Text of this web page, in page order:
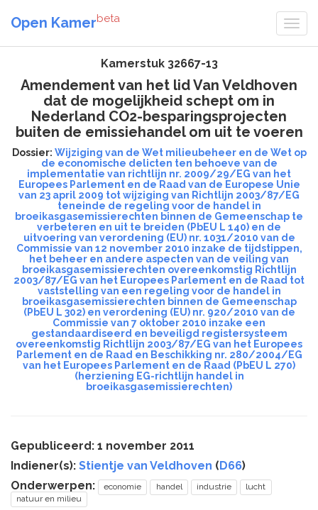
Open Kamerbeta
Kamerstuk 32667-13
Amendement van het lid Van Veldhoven
dat de mogelijkheid schept om in
Nederland CO2-besparingsprojecten
buiten de emissiehandel om uit te voeren
Dossier: Wijziging van de Wet milieubeheer en de Wet op
de economische delicten ten behoeve van de
implementatie van richtlijn nr. 2009/29/EG van het
Europees Parlement en de Raad van de Europese Unie
van 23 april 2009 tot wijziging van Richtlijn 2003/87/EG
teneinde de regeling voor de handel in
broeikasgasemissierechten binnen de Gemeenschap te
verbeteren en uit te breiden (PbEU L 140) en de
uitvoering van verordening (EU) nr. 1031/2010 van de
Commissie van 12 november 2010 inzake de tijdstippen,
het beheer en andere aspecten van de veiling van
broeikasgasemissierechten overeenkomstig Richtlijn
2003/87/EG van het Europees Parlement en de Raad tot
vaststelling van een regeling voor de handel in
broeikasgasemissierechten binnen de Gemeenschap
(PbEU L 302) en verordening (EU) nr. 920/2010 van de
Commissie van 7 oktober 2010 inzake een
gestandaardiseerd en beveiligd registersysteem
overeenkomstig Richtlijn 2003/87/EG van het Europees
Parlement en de Raad en Beschikking nr. 280/2004/EG
van het Europees Parlement en de Raad (PbEU L 270)
(herziening EG-richtlijn handel in
broeikasgasemissierechten)
Gepubliceerd: 1 november 2011
Indiener(s): Stientje van Veldhoven (D66)
Onderwerpen:
economie handel industrie
lucht
natuur en milieu